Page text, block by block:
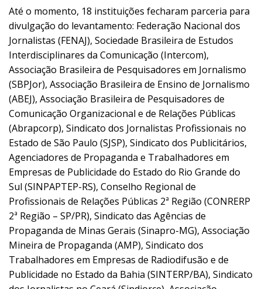
Até o momento, 18 instituições fecharam parceria para
divulgação do levantamento: Federação Nacional dos
Jornalistas (FENAJ), Sociedade Brasileira de Estudos
Interdisciplinares da Comunicação (Intercom),
Associação Brasileira de Pesquisadores em Jornalismo
(SBPJor), Associação Brasileira de Ensino de Jornalismo
(ABEJ), Associação Brasileira de Pesquisadores de
Comunicação Organizacional e de Relações Públicas
(Abrapcorp), Sindicato dos Jornalistas Profissionais no
Estado de São Paulo (SJSP), Sindicato dos Publicitários,
Agenciadores de Propaganda e Trabalhadores em
Empresas de Publicidade do Estado do Rio Grande do
Sul (SINPAPTEP-RS), Conselho Regional de
Profissionais de Relações Públicas 2ª Região (CONRERP
2ª Região – SP/PR), Sindicato das Agências de
Propaganda de Minas Gerais (Sinapro-MG), Associação
Mineira de Propaganda (AMP), Sindicato dos
Trabalhadores em Empresas de Radiodifusão e de
Publicidade no Estado da Bahia (SINTERP/BA), Sindicato